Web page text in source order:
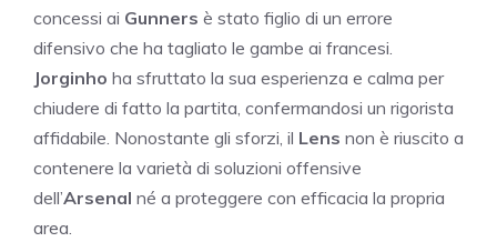
concessi ai Gunners è stato figlio di un errore
difensivo che ha tagliato le gambe ai francesi.
Jorginho ha sfruttato la sua esperienza e calma per
chiudere di fatto la partita, confermandosi un rigorista
affidabile. Nonostante gli sforzi, il Lens non è riuscito a
contenere la varietà di soluzioni offensive
dell’Arsenal né a proteggere con efficacia la propria
area.